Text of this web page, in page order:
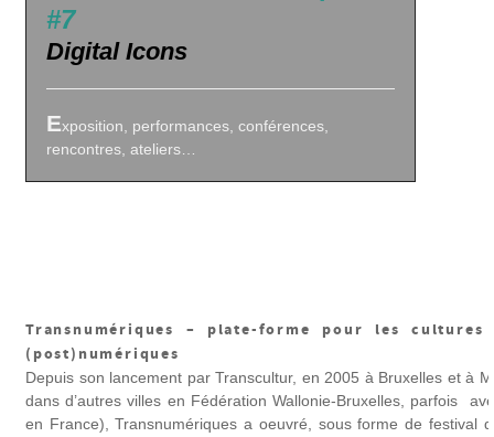
#7
Digital Icons
Exposition, performances, conférences,
rencontres, ateliers…
Transnumériques – plate-forme pour les cultures
(post)numériques
Depuis son lancement par Transcultur, en 2005 à Bruxelles et à
dans d’autres villes en Fédération Wallonie-Bruxelles, parfois
en France), Transnumériques a oeuvré, sous forme de festival